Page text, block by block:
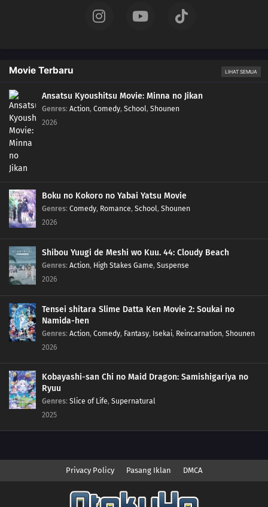
Movie Terbaru LIHAT SEMUA
Ansatsu Kyoushitsu Movie: Minna no Jikan
Genres: Action, Comedy, School, Shounen
2026
Boku no Kokoro no Yabai Yatsu Movie
Genres: Comedy, Romance, School, Shounen
2026
Shibou Yuugi de Meshi wo Kuu. 44: Cloudy Beach
Genres: Action, High Stakes Game, Suspense
2026
Tensei shitara Slime Datta Ken Movie 2: Soukai no
Namida-hen
Genres: Action, Comedy, Fantasy, Isekai, Reincarnation, Shounen
2026
Kobayashi-san Chi no Maid Dragon: Samishigariya no
Ryuu
Genres: Slice of Life, Supernatural
2025
Privacy Policy Pasang Iklan DMCA